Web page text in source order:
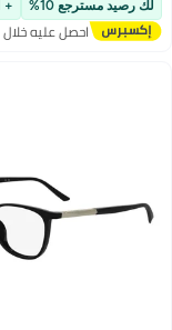
10%
+ 1
عليه خلال13